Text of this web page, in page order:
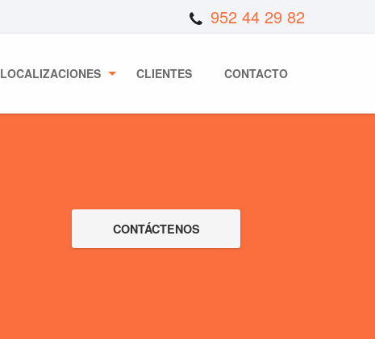
952 44 29 82
LOCALIZACIONES CLIENTES CONTACTO
CONTÁCTENOS